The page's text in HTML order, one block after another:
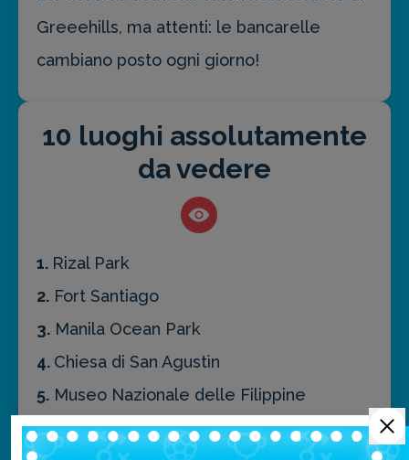
Greeehills, ma attenti: le bancarelle
cambiano posto ogni giorno!
10 luoghi assolutamente
da vedere
1. Rizal Park
2. Fort Santiago
3. Manila Ocean Park
4. Chiesa di San Agustìn
5. Museo Nazionale delle Filippine
6. Star City